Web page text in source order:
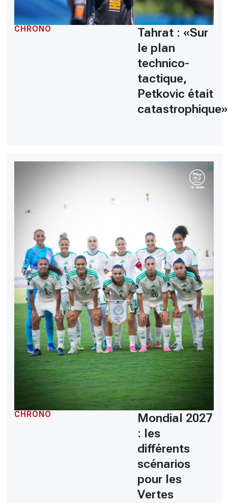
CHRONO
Tahrat : «Sur
le plan
technico-
tactique,
Petkovic était
catastrophique»
CHRONO
Mondial 2027
: les
différents
scénarios
pour les
Vertes